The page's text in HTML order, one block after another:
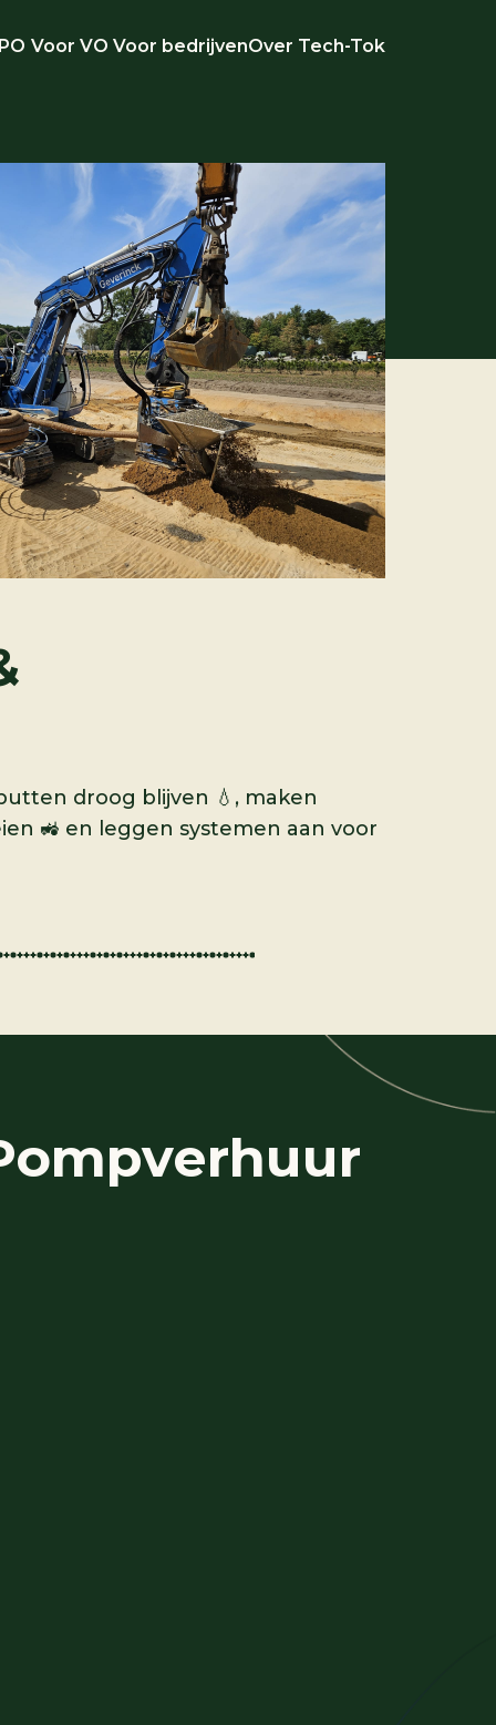
Voor VO Voor bedrijvenOver Tech-Tok
droog blijven 💧, maken
🚜 en leggen systemen aan voor